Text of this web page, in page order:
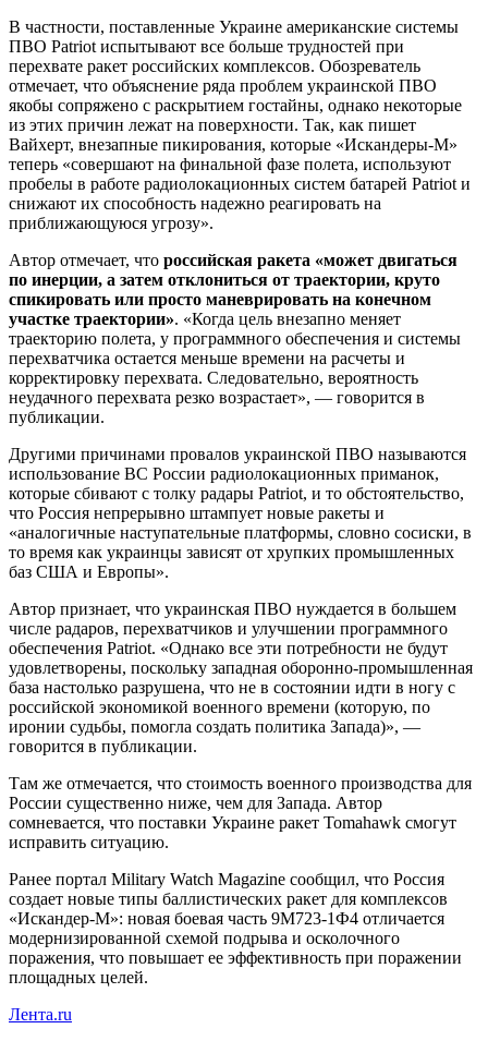
В частности, поставленные Украине американские системы
ПВО Patriot испытывают все больше трудностей при
перехвате ракет российских комплексов. Обозреватель
отмечает, что объяснение ряда проблем украинской ПВО
якобы сопряжено с раскрытием гостайны, однако некоторые
из этих причин лежат на поверхности. Так, как пишет
Вайхерт, внезапные пикирования, которые «Искандеры-М»
теперь «совершают на финальной фазе полета, используют
пробелы в работе радиолокационных систем батарей Patriot и
снижают их способность надежно реагировать на
приближающуюся угрозу».
Автор отмечает, что российская ракета «может двигаться
по инерции, а затем отклониться от траектории, круто
спикировать или просто маневрировать на конечном
участке траектории». «Когда цель внезапно меняет
траекторию полета, у программного обеспечения и системы
перехватчика остается меньше времени на расчеты и
корректировку перехвата. Следовательно, вероятность
неудачного перехвата резко возрастает», — говорится в
публикации.
Другими причинами провалов украинской ПВО называются
использование ВС России радиолокационных приманок,
которые сбивают с толку радары Patriot, и то обстоятельство,
что Россия непрерывно штампует новые ракеты и
«аналогичные наступательные платформы, словно сосиски, в
то время как украинцы зависят от хрупких промышленных
баз США и Европы».
Автор признает, что украинская ПВО нуждается в большем
числе радаров, перехватчиков и улучшении программного
обеспечения Patriot. «Однако все эти потребности не будут
удовлетворены, поскольку западная оборонно-промышленная
база настолько разрушена, что не в состоянии идти в ногу с
российской экономикой военного времени (которую, по
иронии судьбы, помогла создать политика Запада)», —
говорится в публикации.
Там же отмечается, что стоимость военного производства для
России существенно ниже, чем для Запада. Автор
сомневается, что поставки Украине ракет Tomahawk смогут
исправить ситуацию.
Ранее портал Military Watch Magazine сообщил, что Россия
создает новые типы баллистических ракет для комплексов
«Искандер-М»: новая боевая часть 9М723-1Ф4 отличается
модернизированной схемой подрыва и осколочного
поражения, что повышает ее эффективность при поражении
площадных целей.
Лента.ru